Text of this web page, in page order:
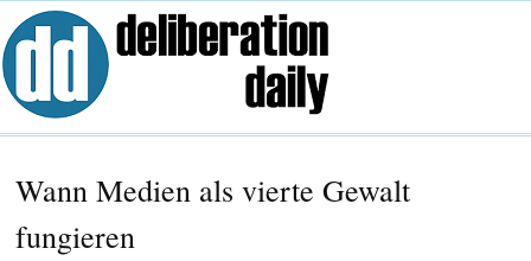
Wann Medien als vierte Gewalt
fungieren